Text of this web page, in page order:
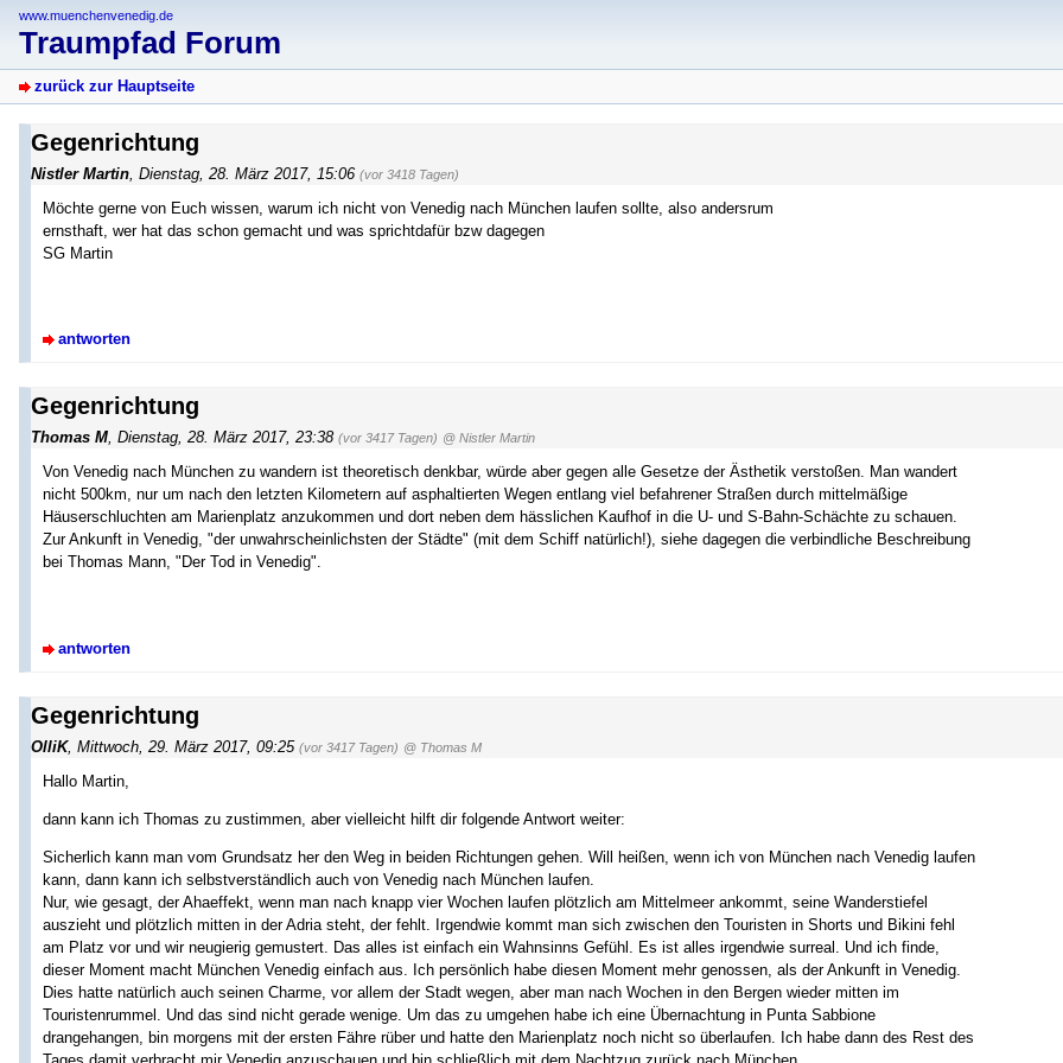
www.muenchenvenedig.de
Traumpfad Forum
zurück zur Hauptseite
Gegenrichtung
Nistler Martin, Dienstag, 28. März 2017, 15:06 (vor 3418 Tagen)
Möchte gerne von Euch wissen, warum ich nicht von Venedig nach München laufen sollte, also andersrum
ernsthaft, wer hat das schon gemacht und was sprichtdafür bzw dagegen
SG Martin
antworten
Gegenrichtung
Thomas M, Dienstag, 28. März 2017, 23:38 (vor 3417 Tagen) @ Nistler Martin
Von Venedig nach München zu wandern ist theoretisch denkbar, würde aber gegen alle Gesetze der Ästhetik verstoßen. Man wandert
nicht 500km, nur um nach den letzten Kilometern auf asphaltierten Wegen entlang viel befahrener Straßen durch mittelmäßige
Häuserschluchten am Marienplatz anzukommen und dort neben dem hässlichen Kaufhof in die U- und S-Bahn-Schächte zu schauen.
Zur Ankunft in Venedig, "der unwahrscheinlichsten der Städte" (mit dem Schiff natürlich!), siehe dagegen die verbindliche Beschreibung
bei Thomas Mann, "Der Tod in Venedig".
antworten
Gegenrichtung
OlliK, Mittwoch, 29. März 2017, 09:25 (vor 3417 Tagen) @ Thomas M
Hallo Martin,
dann kann ich Thomas zu zustimmen, aber vielleicht hilft dir folgende Antwort weiter:
Sicherlich kann man vom Grundsatz her den Weg in beiden Richtungen gehen. Will heißen, wenn ich von München nach Venedig laufen
kann, dann kann ich selbstverständlich auch von Venedig nach München laufen.
Nur, wie gesagt, der Ahaeffekt, wenn man nach knapp vier Wochen laufen plötzlich am Mittelmeer ankommt, seine Wanderstiefel
auszieht und plötzlich mitten in der Adria steht, der fehlt. Irgendwie kommt man sich zwischen den Touristen in Shorts und Bikini fehl
am Platz vor und wir neugierig gemustert. Das alles ist einfach ein Wahnsinns Gefühl. Es ist alles irgendwie surreal. Und ich finde,
dieser Moment macht München Venedig einfach aus. Ich persönlich habe diesen Moment mehr genossen, als der Ankunft in Venedig.
Dies hatte natürlich auch seinen Charme, vor allem der Stadt wegen, aber man nach Wochen in den Bergen wieder mitten im
Touristenrummel. Und das sind nicht gerade wenige. Um das zu umgehen habe ich eine Übernachtung in Punta Sabbione
drangehangen, bin morgens mit der ersten Fähre rüber und hatte den Marienplatz noch nicht so überlaufen. Ich habe dann des Rest des